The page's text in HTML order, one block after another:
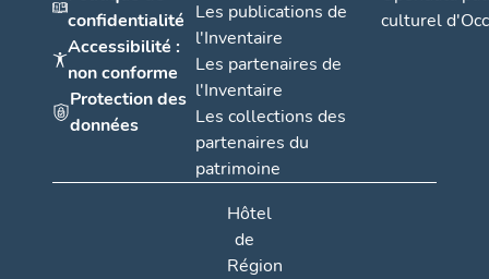
confidentialité
Accessibilité :
non conforme
Protection des
données
Les publications de
l'Inventaire
Les partenaires de
l'Inventaire
Les collections des
partenaires du
patrimoine
culturel
Hôtel
de
Région